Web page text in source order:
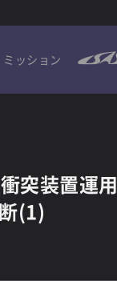
ミッション
衝突装置運用
(1)